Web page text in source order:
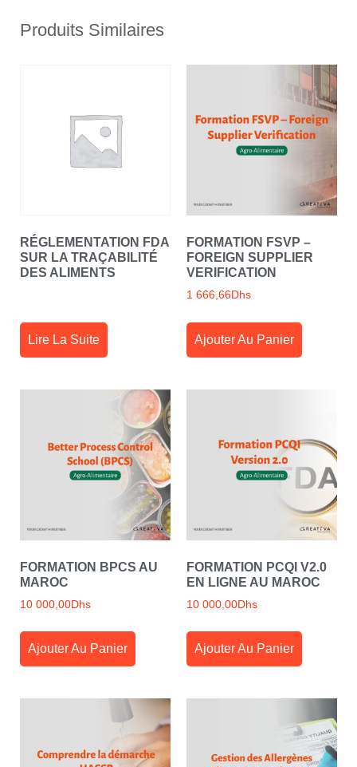
Produits Similaires
RÉGLEMENTATION FDA
SUR LA TRAÇABILITÉ
DES ALIMENTS
Lire La Suite
FORMATION FSVP –
FOREIGN SUPPLIER
VERIFICATION
1 666,66Dhs
Ajouter Au Panier
FORMATION BPCS AU
MAROC
10 000,00Dhs
Ajouter Au Panier
FORMATION PCQI V2.0
EN LIGNE AU MAROC
10 000,00Dhs
Ajouter Au Panier